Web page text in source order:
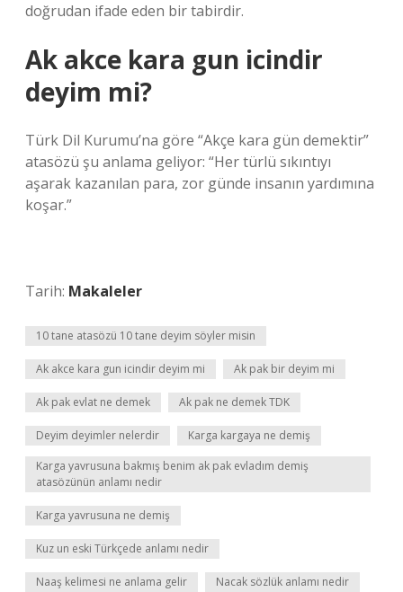
doğrudan ifade eden bir tabirdir.
Ak akce kara gun icindir
deyim mi?
Türk Dil Kurumu’na göre “Akçe kara gün demektir”
atasözü şu anlama geliyor: “Her türlü sıkıntıyı
aşarak kazanılan para, zor günde insanın yardımına
koşar.”
Tarih: Makaleler
10 tane atasözü 10 tane deyim söyler misin
Ak akce kara gun icindir deyim mi Ak pak bir deyim mi
Ak pak evlat ne demek Ak pak ne demek TDK
Deyim deyimler nelerdir
Karga kargaya ne demiş
Karga yavrusuna bakmış benim ak pak evladım demiş
atasözünün anlamı nedir
Karga yavrusuna ne demiş
Kuz un eski Türkçede anlamı nedir
Naaş kelimesi ne anlama gelir Nacak sözlük anlamı nedir